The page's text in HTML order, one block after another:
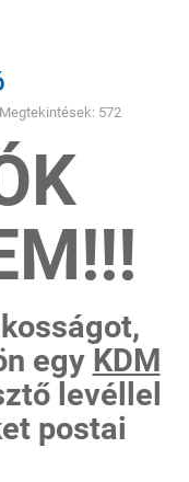
Megtekintések: 572
egy KDM
levéllel
postai